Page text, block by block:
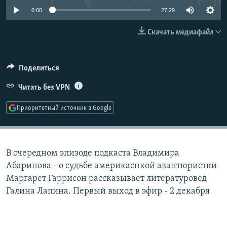
РАСПИСАНИЕ ВЕЩАНИЯ
0:00 27:29
Скачать медиафайл
Поделиться
Читать без VPN
Приоритетный источник в Google
В очередном эпизоде подкаста Владимира
Абаринова - о судьбе америкаснкой авантюристки
Маргарет Гаррисон рассказывает литературовед
Галина Лапина. Первый выход в эфир - 2 декабря